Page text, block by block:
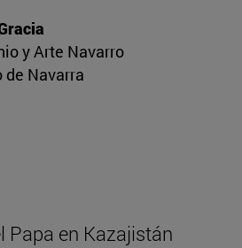
y Arte Navarro
de Navarra
Papa en Kazajistán